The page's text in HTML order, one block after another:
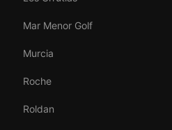
Mar Menor Golf
Murcia
Roche
Roldan